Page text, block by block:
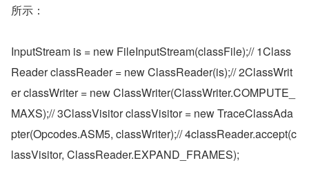
所示：
InputStream is = new FileInputStream(classFile);// 1Class
Reader classReader = new ClassReader(is);// 2ClassWrit
er classWriter = new ClassWriter(ClassWriter.COMPUTE_
MAXS);// 3ClassVisitor classVisitor = new TraceClassAda
pter(Opcodes.ASM5, classWriter);// 4classReader.accept(c
lassVisitor, ClassReader.EXPAND_FRAMES);